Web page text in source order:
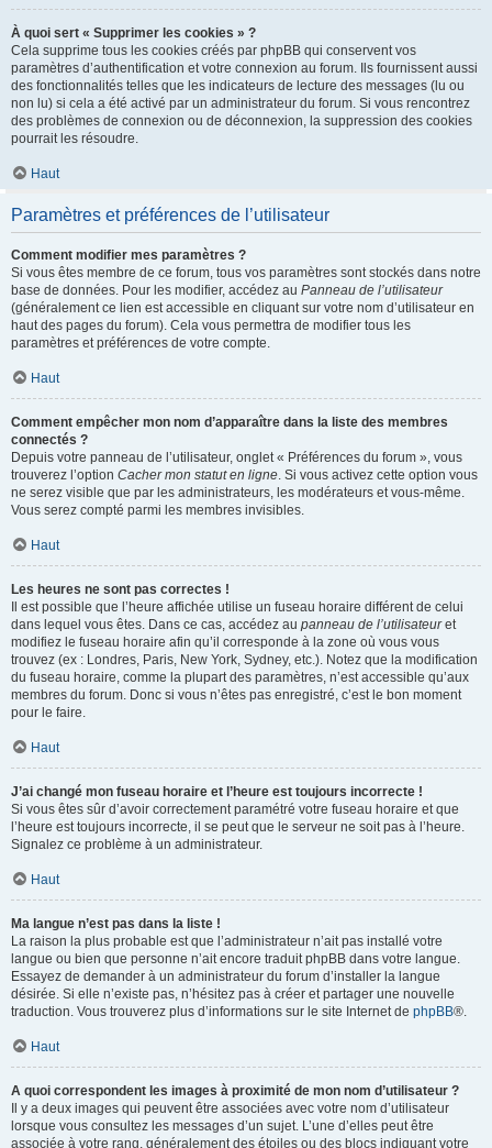
À quoi sert « Supprimer les cookies » ?
Cela supprime tous les cookies créés par phpBB qui conservent vos
paramètres d’authentification et votre connexion au forum. Ils fournissent aussi
des fonctionnalités telles que les indicateurs de lecture des messages (lu ou
non lu) si cela a été activé par un administrateur du forum. Si vous rencontrez
des problèmes de connexion ou de déconnexion, la suppression des cookies
pourrait les résoudre.
Haut
Paramètres et préférences de l’utilisateur
Comment modifier mes paramètres ?
Si vous êtes membre de ce forum, tous vos paramètres sont stockés dans notre
base de données. Pour les modifier, accédez au Panneau de l’utilisateur
(généralement ce lien est accessible en cliquant sur votre nom d’utilisateur en
haut des pages du forum). Cela vous permettra de modifier tous les
paramètres et préférences de votre compte.
Haut
Comment empêcher mon nom d’apparaître dans la liste des membres
connectés ?
Depuis votre panneau de l’utilisateur, onglet « Préférences du forum », vous
trouverez l’option Cacher mon statut en ligne. Si vous activez cette option vous
ne serez visible que par les administrateurs, les modérateurs et vous-même.
Vous serez compté parmi les membres invisibles.
Haut
Les heures ne sont pas correctes !
Il est possible que l’heure affichée utilise un fuseau horaire différent de celui
dans lequel vous êtes. Dans ce cas, accédez au panneau de l’utilisateuret
modifiez le fuseau horaire afin qu’il corresponde à la zone où vous vous
trouvez (ex : Londres, Paris, New York, Sydney, etc.). Notez que la modification
du fuseau horaire, comme la plupart des paramètres, n’est accessible qu’aux
membres du forum. Donc si vous n’êtes pas enregistré, c’est le bon moment
pour le faire.
Haut
J’ai changé mon fuseau horaire et l’heure est toujours incorrecte !
Si vous êtes sûr d’avoir correctement paramétré votre fuseau horaire et que
l’heure est toujours incorrecte, il se peut que le serveur ne soit pas à l’heure.
Signalez ce problème à un administrateur.
Haut
Ma langue n’est pas dans la liste !
La raison la plus probable est que l’administrateur n’ait pas installé votre
langue ou bien que personne n’ait encore traduit phpBB dans votre langue.
Essayez de demander à un administrateur du forum d’installer la langue
désirée. Si elle n’existe pas, n’hésitez pas à créer et partager une nouvelle
traduction. Vous trouverez plus d’informations sur le site Internet de phpBB®.
Haut
A quoi correspondent les images à proximité de mon nom d’utilisateur ?
Il y a deux images qui peuvent être associées avec votre nom d’utilisateur
lorsque vous consultez les messages d’un sujet. L’une d’elles peut être
associée à votre rang, généralement des étoiles ou des blocs indiquant votre